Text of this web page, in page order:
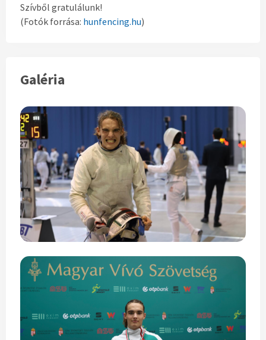
Szívből gratulálunk!
(Fotók forrása: hunfencing.hu)
Galéria